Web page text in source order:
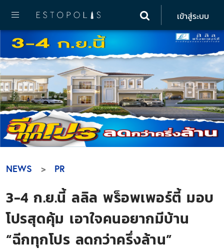
เข้าสู่ระบบ
NEWS PR
3-4 ก.ย.นี้ ลลิล พร็อพเพอร์ตี้ มอบ
โปรสุดคุ้ม เอาใจคนอยากมีบ้าน
“ฉีกทุกโปร ลดกว่าครึ่งล้าน”